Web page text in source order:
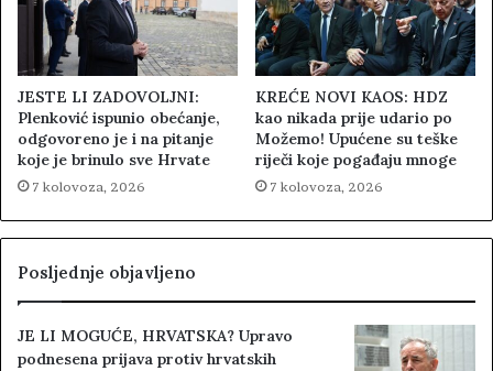
JESTE LI ZADOVOLJNI:
Plenković ispunio obećanje,
odgovoreno je i na pitanje
koje je brinulo sve Hrvate
7 kolovoza, 2026
KREĆE NOVI KAOS: HDZ
kao nikada prije udario po
Možemo! Upućene su teške
riječi koje pogađaju mnoge
7 kolovoza, 2026
Posljednje objavljeno
JE LI MOGUĆE, HRVATSKA? Upravo
podnesena prijava protiv hrvatskih